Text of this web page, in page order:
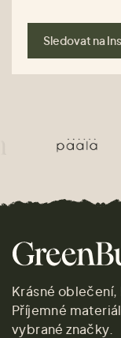
Sledovat na
Krásné
Příjemné
vybrané značky.